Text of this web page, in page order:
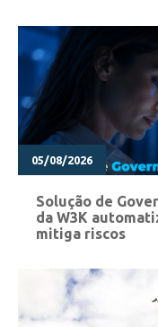
05/08/2026
Solução de
da W3K
mitiga riscos